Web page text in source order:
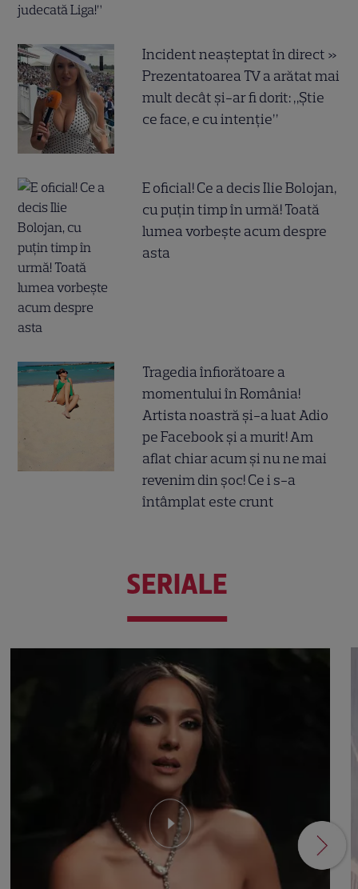
Incident neașteptat în direct »
Prezentatoarea TV a arătat mai
mult decât și-ar fi dorit: „Știe
ce face, e cu intenție”
E oficial! Ce a decis Ilie Bolojan,
cu puțin timp în urmă! Toată
lumea vorbește acum despre
asta
Tragedia înfiorătoare a
momentului în România!
Artista noastră și-a luat Adio
pe Facebook și a murit! Am
aflat chiar acum și nu ne mai
revenim din șoc! Ce i s-a
întâmplat este crunt
SERIALE